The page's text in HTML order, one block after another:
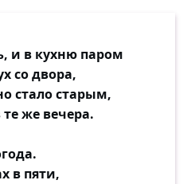
и в кухню паром
со двора,
стало старым,
те же вечера.
в пяти,